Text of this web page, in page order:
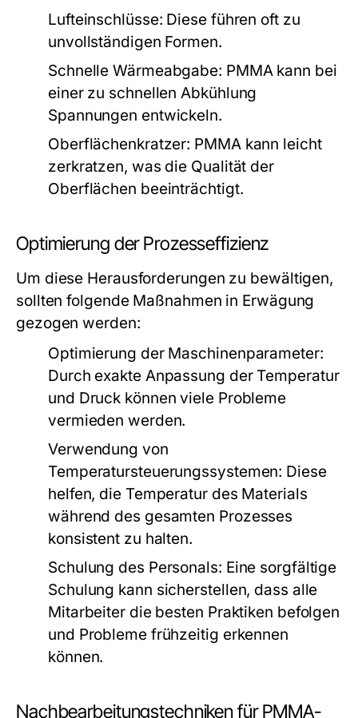
Lufteinschlüsse: Diese führen oft zu
unvollständigen Formen.
Schnelle Wärmeabgabe: PMMA kann bei
einer zu schnellen Abkühlung
Spannungen entwickeln.
Oberflächenkratzer: PMMA kann leicht
zerkratzen, was die Qualität der
Oberflächen beeinträchtigt.
Optimierung der Prozesseffizienz
Um diese Herausforderungen zu bewältigen,
sollten folgende Maßnahmen in Erwägung
gezogen werden:
Optimierung der Maschinenparameter:
Durch exakte Anpassung der Temperatur
und Druck können viele Probleme
vermieden werden.
Verwendung von
Temperatursteuerungssystemen: Diese
helfen, die Temperatur des Materials
während des gesamten Prozesses
konsistent zu halten.
Schulung des Personals: Eine sorgfältige
Schulung kann sicherstellen, dass alle
Mitarbeiter die besten Praktiken befolgen
und Probleme frühzeitig erkennen
können.
Nachbearbeitungstechniken für PMMA-